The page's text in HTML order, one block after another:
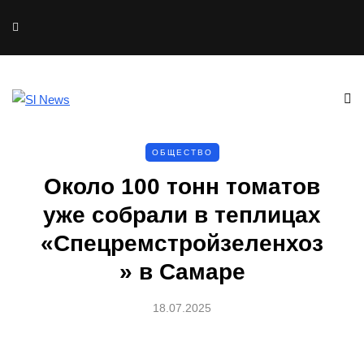
ОБЩЕСТВО
Около 100 тонн томатов
уже собрали в теплицах
«Спецремстройзеленхоз
» в Самаре
18.07.2025